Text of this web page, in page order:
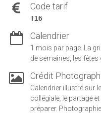
Code tarif
T16
Calendrier
1 mois par page. La
de semaines, les fêtes
Crédit
Calendrier illustré sur
collégiale, le partage
préparer.